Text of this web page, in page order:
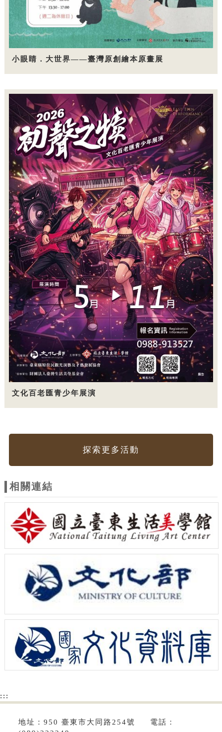
小眼睛．大世界——臺灣原創繪本原畫展
文化百老匯青少年展演
探索更多活動
相關連結
:::
地址：950 臺東市大同路254號 電話：